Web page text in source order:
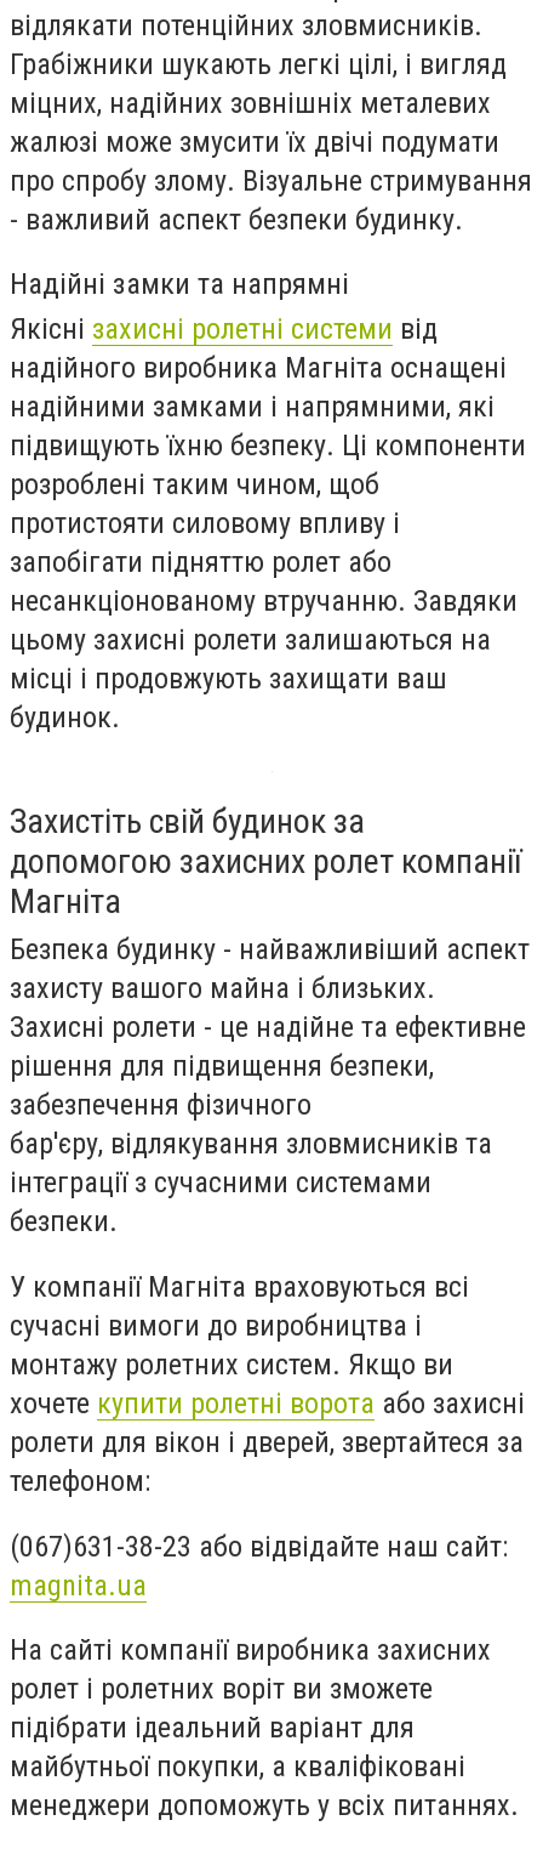
відлякати потенційних зловмисників.
Грабіжники шукають легкі цілі, і вигляд
міцних, надійних зовнішніх металевих
жалюзі може змусити їх двічі подумати
про спробу злому. Візуальне стримування
- важливий аспект безпеки будинку.
Надійні замки та напрямні
Якісні захисні ролетні системи від
надійного виробника Магніта оснащені
надійними замками і напрямними, які
підвищують їхню безпеку. Ці компоненти
розроблені таким чином, щоб
протистояти силовому впливу і
запобігати підняттю ролет або
несанкціонованому втручанню. Завдяки
цьому захисні ролети залишаються на
місці і продовжують захищати ваш
будинок.
Захистіть свій будинок за
допомогою захисних ролет компанії
Магніта
Безпека будинку - найважливіший аспект
захисту вашого майна і близьких.
Захисні ролети - це надійне та ефективне
рішення для підвищення безпеки,
забезпечення фізичного
бар'єру, відлякування зловмисників та
інтеграції з сучасними системами
безпеки.
У компанії Магніта враховуються всі
сучасні вимоги до виробництва і
монтажу ролетних систем. Якщо ви
хочете купити ролетні ворота або захисні
ролети для вікон і дверей, звертайтеся за
телефоном:
(067)631-38-23 або відвідайте наш сайт:
magnita.ua
На сайті компанії виробника захисних
ролет і ролетних воріт ви зможете
підібрати ідеальний варіант для
майбутньої покупки, а кваліфіковані
менеджери допоможуть у всіх питаннях.